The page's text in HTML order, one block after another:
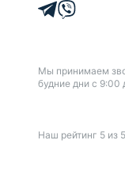
Мы принимаем
будние дни с 9:00
Наш рейтинг 5 из 5